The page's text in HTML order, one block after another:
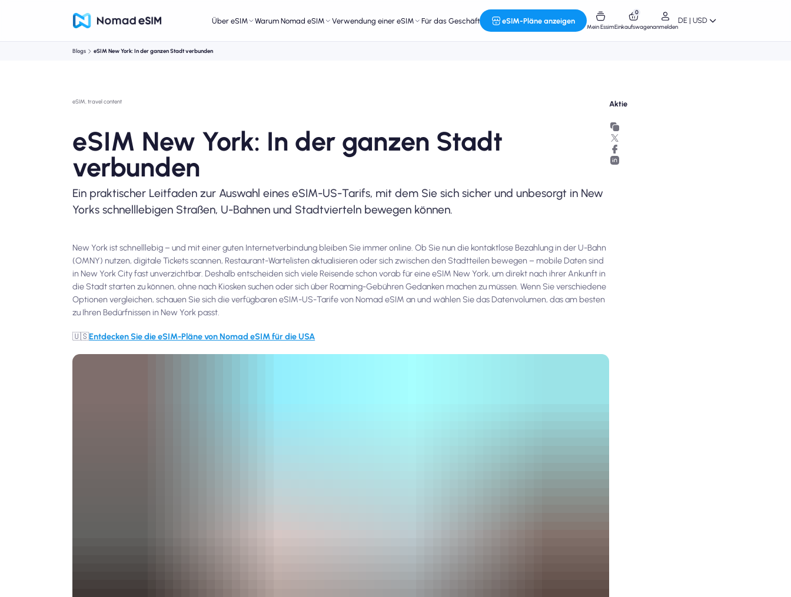
Über eSIM Warum Nomad eSIM Verwendung einer eSIM Für das Geschäft eSIM-Pläne anzeigen
Mein Essim
0
Einkaufswagenanmelden
DE | USD
Blogs eSIM New York: In der ganzen Stadt verbunden
eSIM, travel content
eSIM New York: In der ganzen Stadt
verbunden
Ein praktischer Leitfaden zur Auswahl eines eSIM-US-Tarifs, mit dem Sie sich sicher und unbesorgt in New
Yorks schnelllebigen Straßen, U-Bahnen und Stadtvierteln bewegen können.
New York ist schnelllebig – und mit einer guten Internetverbindung bleiben Sie immer online. Ob Sie nun die kontaktlose Bezahlung in der U-Bahn
(OMNY) nutzen, digitale Tickets scannen, Restaurant-Wartelisten aktualisieren oder sich zwischen den Stadtteilen bewegen – mobile Daten sind
in New York City fast unverzichtbar. Deshalb entscheiden sich viele Reisende schon vorab für eine eSIM New York, um direkt nach ihrer Ankunft in
die Stadt starten zu können, ohne nach Kiosken suchen oder sich über Roaming-Gebühren Gedanken machen zu müssen. Wenn Sie verschiedene
Optionen vergleichen, schauen Sie sich die verfügbaren eSIM-US-Tarife von Nomad eSIM an und wählen Sie das Datenvolumen, das am besten
zu Ihren Bedürfnissen in New York passt.
🇺🇸Entdecken Sie die eSIM-Pläne von Nomad eSIM für die USA
Aktie